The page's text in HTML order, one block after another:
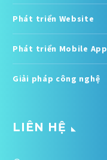
Phát triển Website
Phát triển Mobile App
Giải pháp công nghệ
LIÊN HỆ